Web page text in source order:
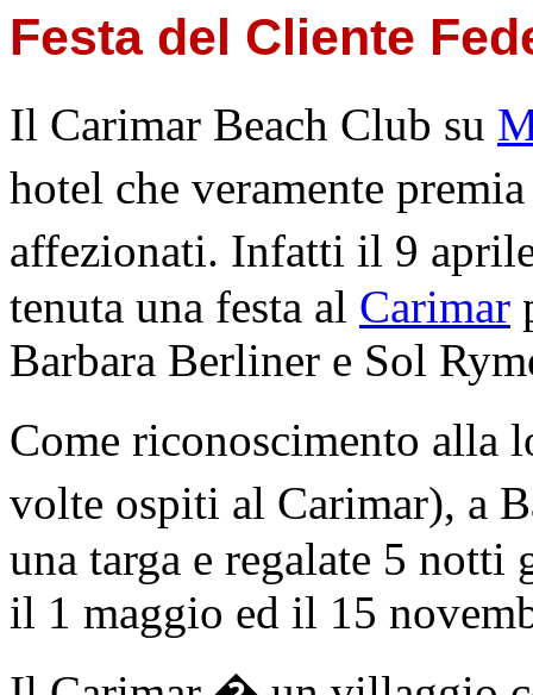
Festa del Cliente
Il Carimar Beach Club su
hotel che veramente
affezionati. Infatti il 9
tenuta una festa al Carimar
Barbara Berliner e Sol
Come riconoscimento
volte ospiti al Carimar), a
una targa e regalate 5 notti
il 1 maggio ed il 15